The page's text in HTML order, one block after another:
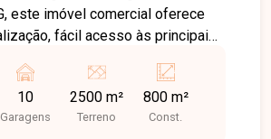
este imóvel comercial oferece
fácil acesso às principais
de amplo espaço operacional. A
com acesso por duas ruas,
praticidade para logística,
10
Garagens
2500 m²
Terreno
800 m²
Const.